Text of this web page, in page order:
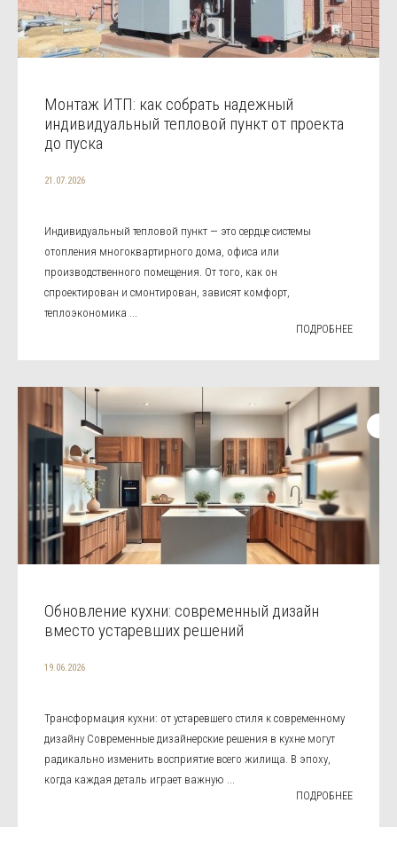
Монтаж ИТП: как собрать надежный
индивидуальный тепловой пункт от проекта
до пуска
21.07.2026
Индивидуальный тепловой пункт — это сердце системы
отопления многоквартирного дома, офиса или
производственного помещения. От того, как он
спроектирован и смонтирован, зависят комфорт,
теплоэкономика ...
ПОДРОБНЕЕ
Обновление кухни: современный дизайн
вместо устаревших решений
19.06.2026
Трансформация кухни: от устаревшего стиля к современному
дизайну Современные дизайнерские решения в кухне могут
радикально изменить восприятие всего жилища. В эпоху,
когда каждая деталь играет важную ...
ПОДРОБНЕЕ